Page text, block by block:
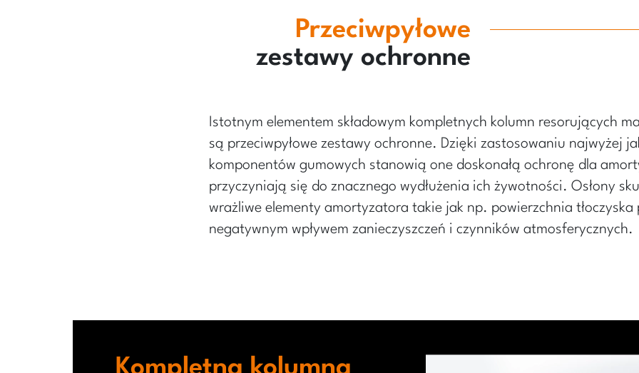
Przeciwpyłowe
zestawy ochronne
Istotnym elementem składowym kompletnych kolumn resorujących
są przeciwpyłowe zestawy ochronne. Dzięki zastosowaniu najwyżej
komponentów gumowych stanowią one doskonałą ochronę dla
przyczyniają się do znacznego wydłużenia ich żywotności. Osłony
wrażliwe elementy amortyzatora takie jak np. powierzchnia tłoczyska
negatywnym wpływem zanieczyszczeń i czynników atmosferycznych.